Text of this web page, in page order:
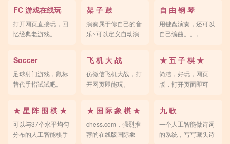
FC 游戏在线玩
打开网页直接玩，回
忆经典老游戏。
架 子 鼓
演奏属于你自己的音
乐~可以定义自动演
自 由 钢 琴
用键盘演奏，还可以
自己编曲。。。
Soccer
足球射门游戏，鼠标
替代手指试试吧。
飞 机 大 战
仿微信飞机大战，打
开网页即能玩。
★ 五 子 棋 ★
简洁，好玩，网页
版，打开页面即可
★ 星 阵 围 棋 ★
可以与37个水平均匀
分布的人工智能棋手
★ 国 际 象 棋 ★
chess.com，强烈推
荐的在线版国际象
九 歌
一个人工智能做诗词
的系统，写写藏头诗